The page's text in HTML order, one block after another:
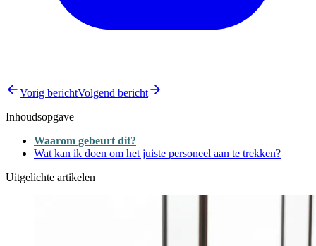
Vorig berichtVolgend bericht
Inhoudsopgave
Waarom gebeurt dit?
Wat kan ik doen om het juiste personeel aan te trekken?
Uitgelichte artikelen